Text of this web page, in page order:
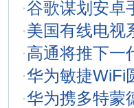
·谷歌谋划安卓
·美国有线电视
·高通将推下一
·华为敏捷WiFi
·华为携多特蒙